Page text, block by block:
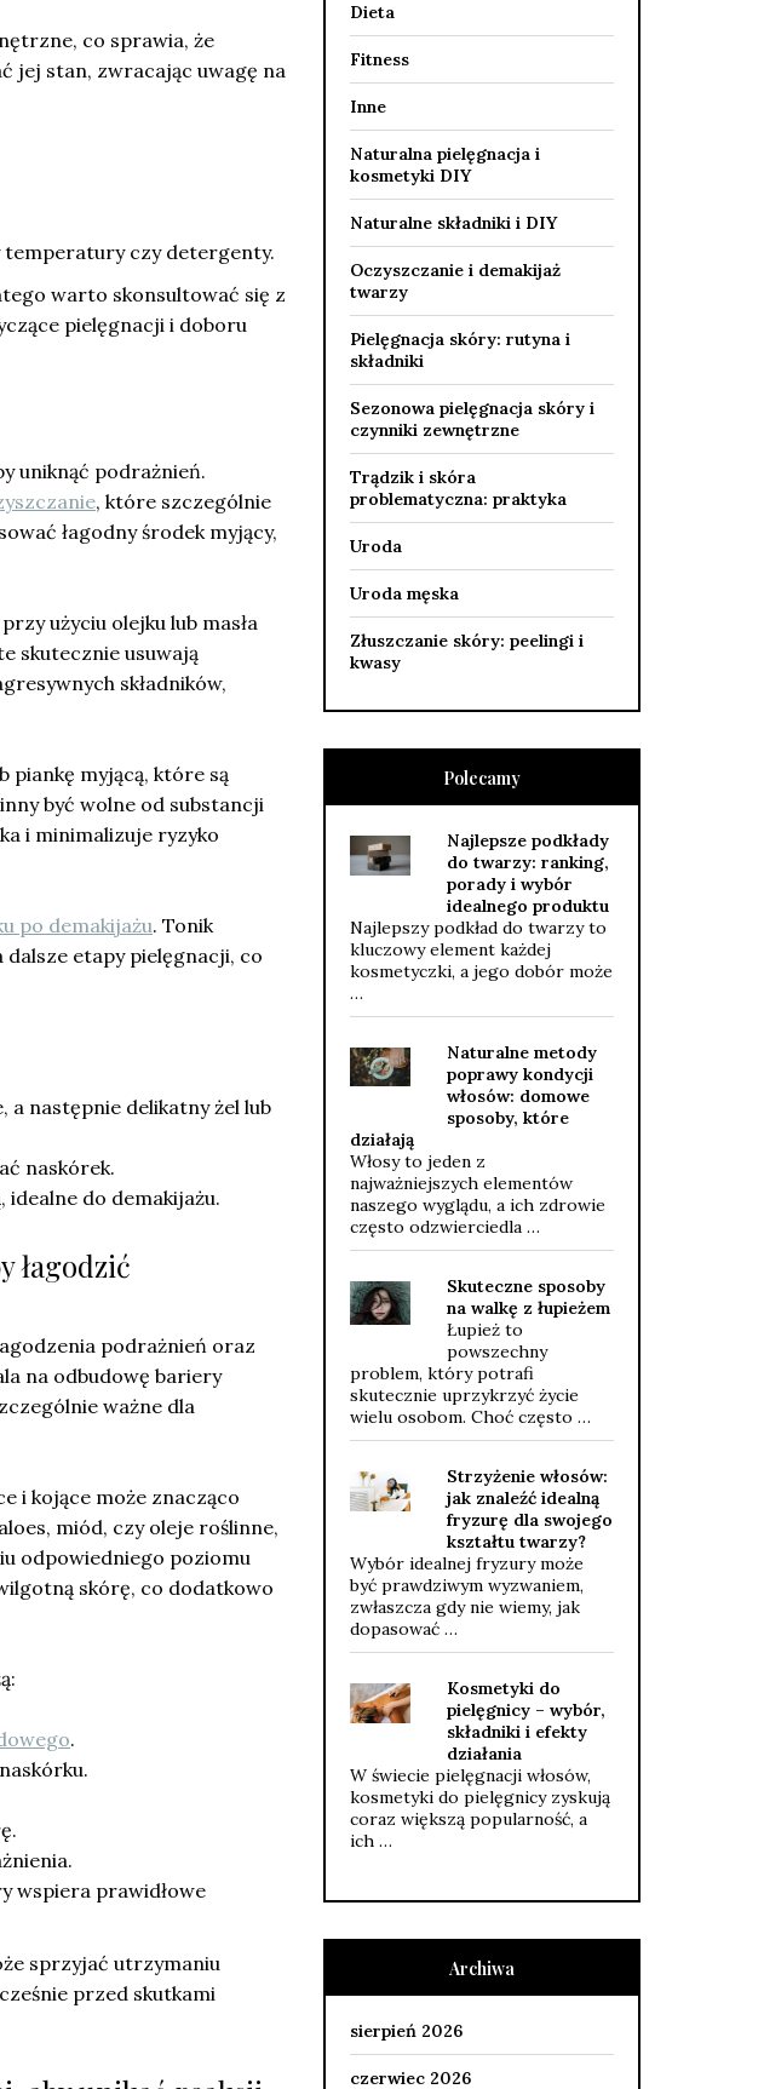
co sprawia, że
jej stan, zwracając uwagę na
temperatury czy detergenty.
warto skonsultować się z
pielęgnacji i doboru
uniknąć podrażnień.
, które szczególnie
łagodny środek myjący,
użyciu olejku lub masła
skutecznie usuwają
składników,
piankę myjącą, które są
być wolne od substancji
i minimalizuje ryzyko
po demakijażu. Tonik
etapy pielęgnacji, co
a następnie delikatny żel lub
naskórek.
idealne do demakijażu.
łagodzić
podrażnień oraz
na odbudowę bariery
ważne dla
i kojące może znacząco
miód, czy oleje roślinne,
odpowiedniego poziomu
skórę, co dodatkowo
.
wspiera prawidłowe
sprzyjać utrzymaniu
przed skutkami
Dieta
Fitness
Inne
Naturalna pielęgnacja i
kosmetyki DIY
Naturalne składniki i DIY
Oczyszczanie i demakijaż
twarzy
Pielęgnacja skóry: rutyna i
składniki
Sezonowa pielęgnacja skóry i
czynniki zewnętrzne
Trądzik i skóra
problematyczna: praktyka
Uroda
Uroda męska
Złuszczanie skóry: peelingi i
kwasy
Polecamy
Najlepsze podkłady
do twarzy: ranking,
porady i wybór
idealnego produktu
Najlepszy podkład do twarzy to
kluczowy element każdej
kosmetyczki, a jego dobór może
…
Naturalne metody
poprawy kondycji
włosów: domowe
sposoby, które
działają
Włosy to jeden z
najważniejszych elementów
naszego wyglądu, a ich zdrowie
często odzwierciedla …
Skuteczne sposoby
na walkę z łupieżem
Łupież to
powszechny
problem, który potrafi
skutecznie uprzykrzyć życie
wielu osobom. Choć często …
Strzyżenie włosów:
jak znaleźć idealną
fryzurę dla swojego
kształtu twarzy?
Wybór idealnej fryzury może
być prawdziwym wyzwaniem,
zwłaszcza gdy nie wiemy, jak
dopasować …
Kosmetyki do
pielęgnicy – wybór,
składniki i efekty
działania
W świecie pielęgnacji włosów,
kosmetyki do pielęgnicy zyskują
coraz większą popularność, a
ich …
Archiwa
sierpień 2026
czerwiec 2026